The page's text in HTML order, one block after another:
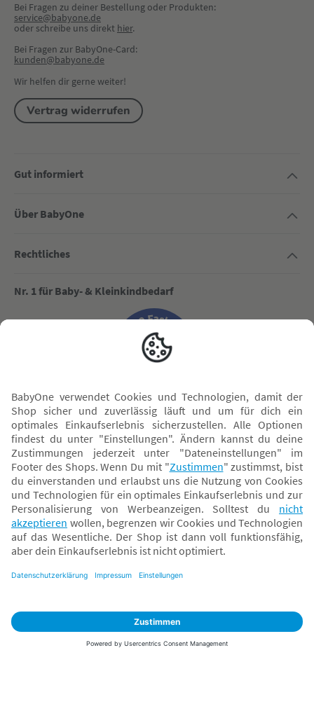
Bei Fragen zu deiner Bestellung oder Produkten:
service@babyone.de
oder schreibe uns direkt hier.
Bei Fragen zur BabyOne-Card:
kunden@babyone.de
Wir helfen dir gerne weiter!
Vertrag widerrufen
Gut informiert
Über BabyOne
Rechtliches
Nr. 1 für Baby- & Kleinkindbedarf